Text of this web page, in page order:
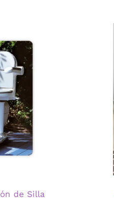
de Silla